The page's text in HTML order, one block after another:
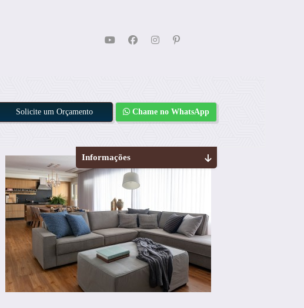
Solicite um Orçamento Chame no WhatsApp
Informações